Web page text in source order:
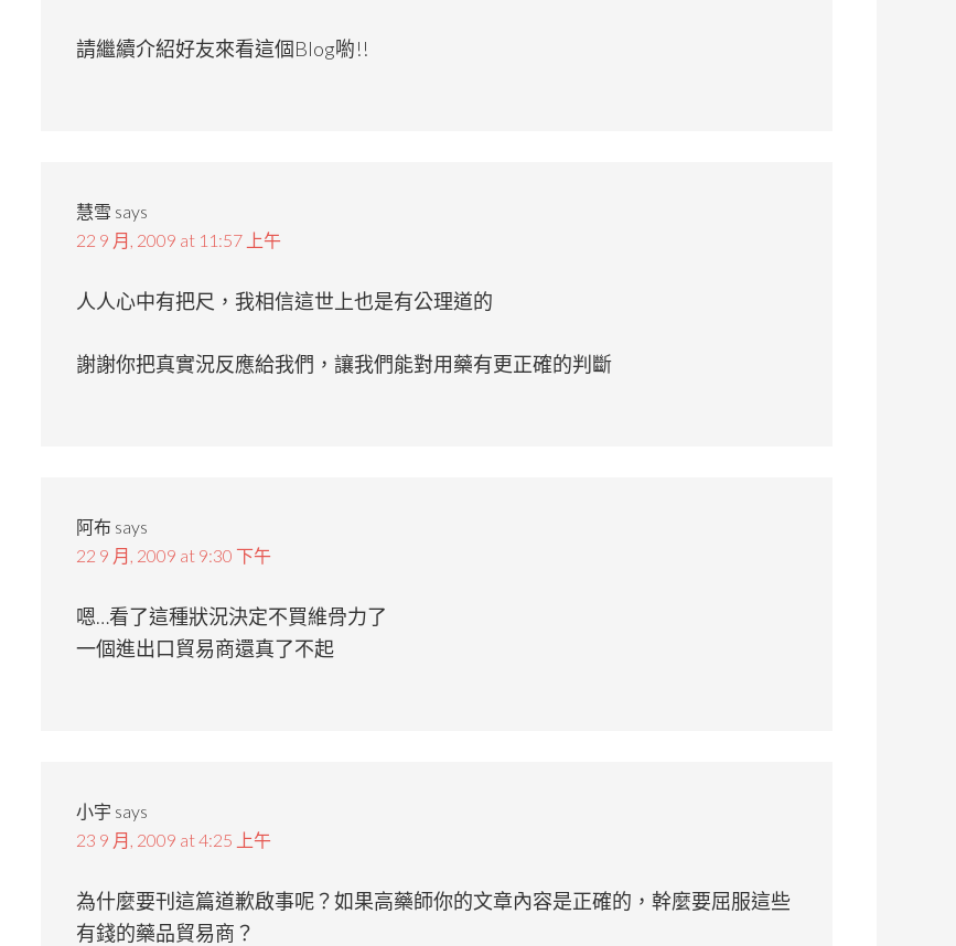
請繼續介紹好友來看這個Blog喲!!
慧雪 says
22 9 月, 2009 at 11:57 上午
人人心中有把尺，我相信這世上也是有公理道的
謝謝你把真實況反應給我們，讓我們能對用藥有更正確的判斷
阿布 says
22 9 月, 2009 at 9:30 下午
嗯…看了這種狀況決定不買維骨力了
一個進出口貿易商還真了不起
小宇 says
23 9 月, 2009 at 4:25 上午
為什麼要刊這篇道歉啟事呢？如果高藥師你的文章內容是正確的，幹麼要屈服這些
有錢的藥品貿易商？